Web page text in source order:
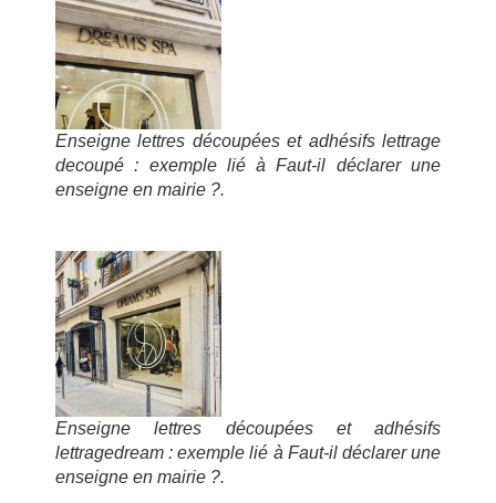
Enseigne lettres découpées et adhésifs lettrage
decoupé : exemple lié à Faut-il déclarer une
enseigne en mairie ?.
Enseigne lettres découpées et adhésifs
lettragedream : exemple lié à Faut-il déclarer une
enseigne en mairie ?.